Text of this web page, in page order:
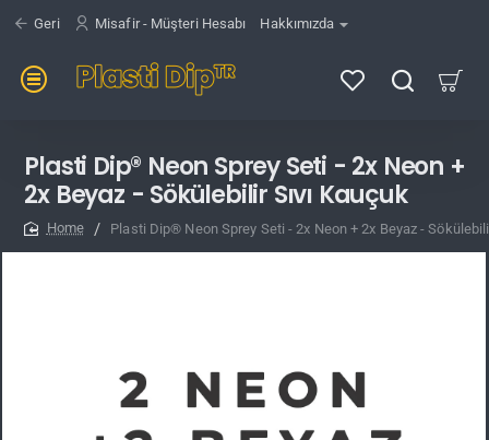
Geri Misafir - Müşteri Hesabı Hakkımızda
Plasti Dip® Neon Sprey Seti - 2x Neon +
2x Beyaz - Sökülebilir Sıvı Kauçuk
Plasti Dip® Neon Sprey Seti - 2x Neon + 2x Beyaz -